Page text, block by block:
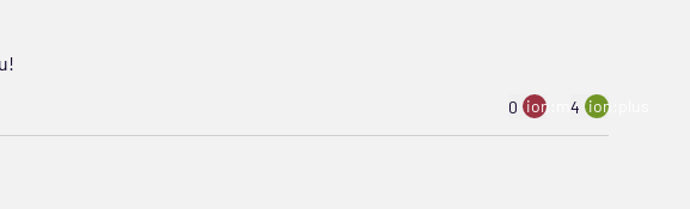
0 ion:minus
4 ion:plus